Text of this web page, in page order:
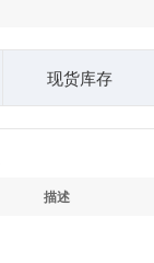
现货库存
描述